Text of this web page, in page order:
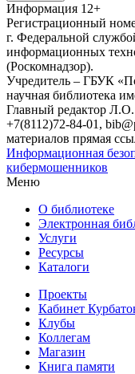
Информация 12+
Регистрационный
г. Федеральной
информационных
(Роскомнадзор).
Учредитель – ГБУК
научная библиотека
Главный редактор
+7(8112)72-84-01,
материалов прямая
Информационная
кибермошенников
Меню
О библиотеке
Электронная
Услуги
Ресурсы
Каталоги
Проекты
Кабинет
Клубы
Коллегам
Магазин
Книга памяти